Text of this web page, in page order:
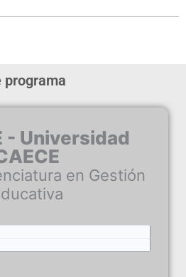
programa
- Universidad
en Gestión